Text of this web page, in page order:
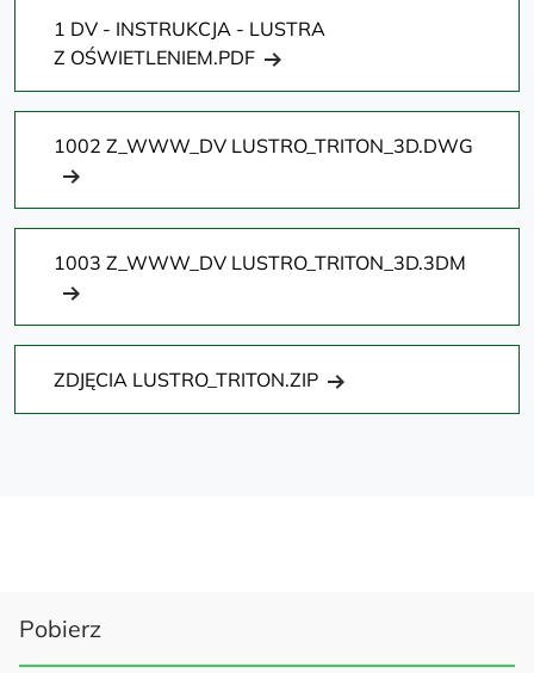
1 DV - INSTRUKCJA - LUSTRA
Z OŚWIETLENIEM.PDF
1002 Z_WWW_DV LUSTRO_TRITON_3D.DWG
1003 Z_WWW_DV LUSTRO_TRITON_3D.3DM
ZDJĘCIA LUSTRO_TRITON.ZIP
Pobierz